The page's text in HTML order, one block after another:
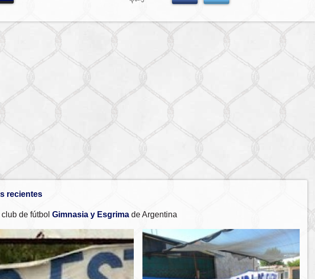
recientes
de fútbol Gimnasia y Esgrima de Argentina